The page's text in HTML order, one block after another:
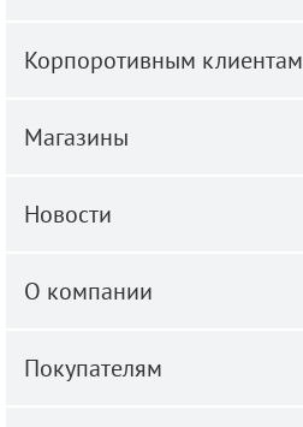
Корпоротивным клиентам
Магазины
Новости
О компании
Покупателям